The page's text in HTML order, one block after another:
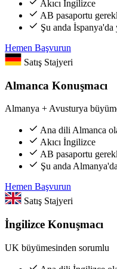
Akıcı İngilizce
AB pasaportu
Şu anda İspanya'da
Hemen Başvurun
Satış Stajyeri
Almanca Konuşmacı
Almanya + Avusturya
Ana dili Almanca
Akıcı İngilizce
AB pasaportu
Şu anda
Hemen Başvurun
Satış Stajyeri
İngilizce Konuşmacı
UK büyümesinden sorumlu